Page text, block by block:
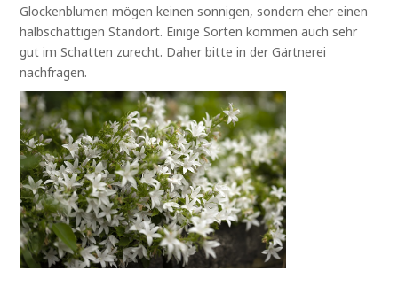
Glockenblumen mögen keinen sonnigen, sondern eher einen
halbschattigen Standort. Einige Sorten kommen auch sehr
gut im Schatten zurecht. Daher bitte in der Gärtnerei
nachfragen.